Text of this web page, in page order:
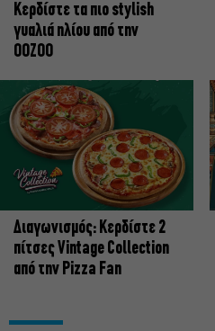
Κερδίστε τα πιο stylish
γυαλιά ηλίου από την
OOZOO
Διαγωνισμός: Κερδίστε 2
πίτσες Vintage Collection
από την Pizza Fan